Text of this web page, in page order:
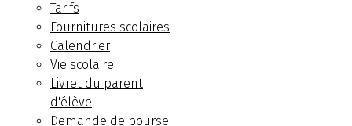
Tarifs
Fournitures scolaires
Calendrier
Vie scolaire
Livret du parent
d'élève
Demande de bourse